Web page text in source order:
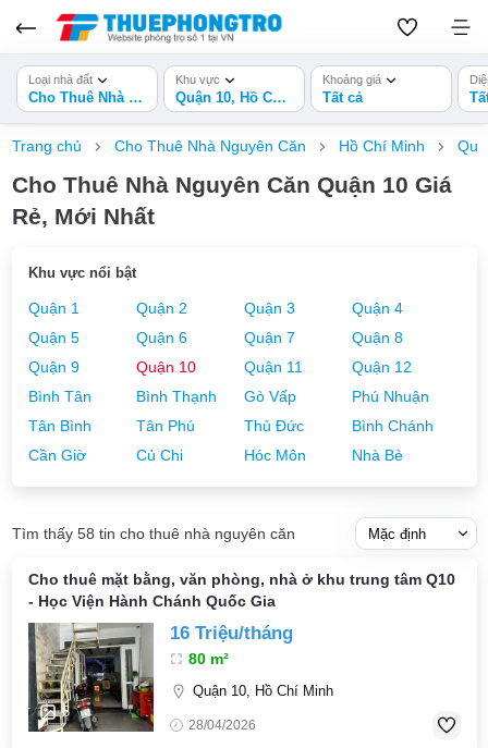
Loại nhà đất
Cho Thuê Nhà Nguyên Căn
Khu vực
Quận 10, Hồ Chí Minh
Khoảng giá
Tất cả
Trang chủ Cho Thuê Nhà Nguyên Căn Hồ Chí Minh
Cho Thuê Nhà Nguyên Căn Quận 10 Giá
Rẻ, Mới Nhất
Khu vực nổi bật
Quận 1 Quận 2 Quận 3
Quận 4
Quận 5
Quận 6 Quận 7
Quận 8
Quận 9
Quận 10 Quận 11
Quận 12
Bình Tân
Bình Thạnh Gò Vấp
Phú Nhuận
Tân Bình
Tân Phú Thủ Đức
Bình Chánh
Cần Giờ
Củ Chi Hóc Môn Nhà Bè
Tìm thấy 58 tin cho thuê nhà nguyên căn
Cho thuê mặt bằng, văn phòng, nhà ở khu trung tâm Q10
- Học Viện Hành Chánh Quốc Gia
6
16 Triệu/tháng
80 m²
Quận 10, Hồ Chí Minh
28/04/2026